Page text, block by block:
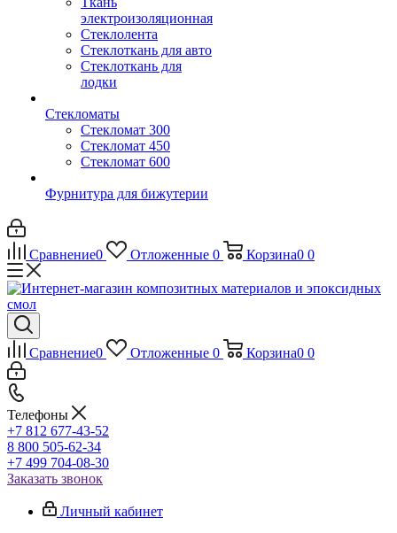
электроизоляционная
Стеклолента
Стеклоткань для авто
Стеклоткань для
лодки
Стекломаты
Стекломат 300
Стекломат 450
Стекломат 600
Фурнитура для бижутерии
Сравнение0 Отложенные 0 Корзина0 0
Сравнение0 Отложенные 0 Корзина0 0
Телефоны
+7 812 677-43-52
8 800 505-62-34
+7 499 704-08-30
Заказать звонок
Личный кабинет